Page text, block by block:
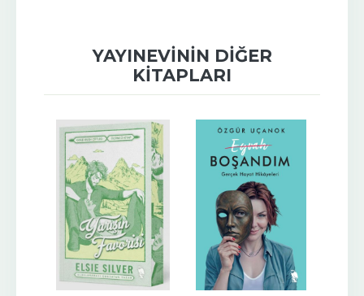
YAYINEVININ DIĞER
KITAPLARI